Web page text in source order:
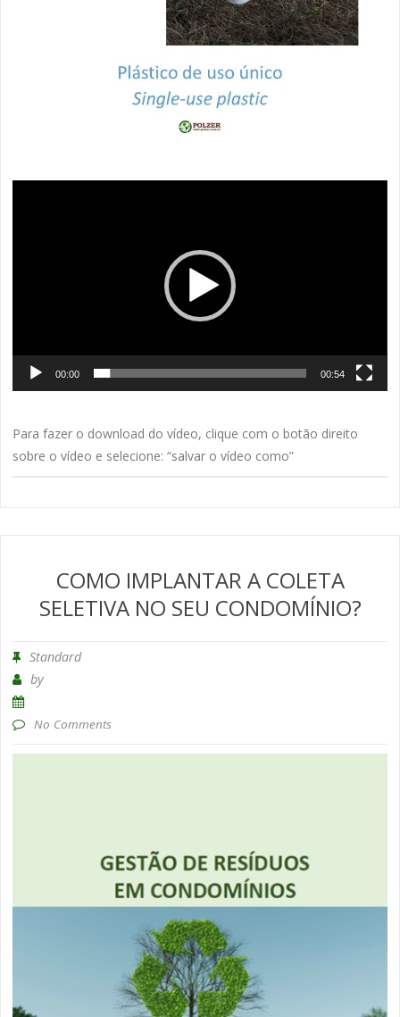
00:00 00:54
Para fazer o download do vídeo, clique com o botão direito
sobre o vídeo e selecione: “salvar o vídeo como”
COMO IMPLANTAR A COLETA
SELETIVA NO SEU CONDOMÍNIO?
Standard
by
No Comments